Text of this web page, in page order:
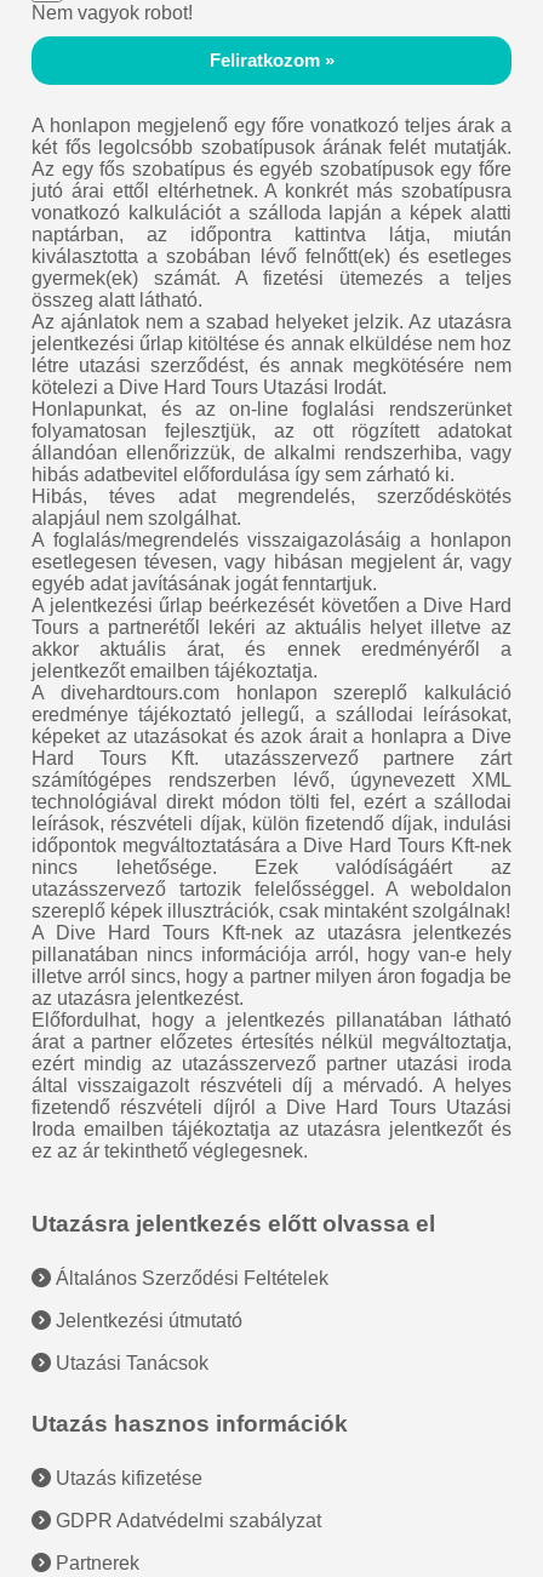
Nem vagyok robot!
Feliratkozom »
A honlapon megjelenő egy főre vonatkozó teljes árak a
két fős legolcsóbb szobatípusok árának felét mutatják.
Az egy fős szobatípus és egyéb szobatípusok egy főre
jutó árai ettől eltérhetnek. A konkrét más szobatípusra
vonatkozó kalkulációt a szálloda lapján a képek alatti
naptárban, az időpontra kattintva látja, miután
kiválasztotta a szobában lévő felnőtt(ek) és esetleges
gyermek(ek) számát. A fizetési ütemezés a teljes
összeg alatt látható.
Az ajánlatok nem a szabad helyeket jelzik. Az utazásra
jelentkezési űrlap kitöltése és annak elküldése nem hoz
létre utazási szerződést, és annak megkötésére nem
kötelezi a Dive Hard Tours Utazási Irodát.
Honlapunkat, és az on-line foglalási rendszerünket
folyamatosan fejlesztjük, az ott rögzített adatokat
állandóan ellenőrizzük, de alkalmi rendszerhiba, vagy
hibás adatbevitel előfordulása így sem zárható ki.
Hibás, téves adat megrendelés, szerződéskötés
alapjául nem szolgálhat.
A foglalás/megrendelés visszaigazolásáig a honlapon
esetlegesen tévesen, vagy hibásan megjelent ár, vagy
egyéb adat javításának jogát fenntartjuk.
A jelentkezési űrlap beérkezését követően a Dive Hard
Tours a partnerétől lekéri az aktuális helyet illetve az
akkor aktuális árat, és ennek eredményéről a
jelentkezőt emailben tájékoztatja.
A divehardtours.com honlapon szereplő kalkuláció
eredménye tájékoztató jellegű, a szállodai leírásokat,
képeket az utazásokat és azok árait a honlapra a Dive
Hard Tours Kft. utazásszervező partnere zárt
számítógépes rendszerben lévő, úgynevezett XML
technológiával direkt módon tölti fel, ezért a szállodai
leírások, részvételi díjak, külön fizetendő díjak, indulási
időpontok megváltoztatására a Dive Hard Tours Kft-nek
nincs lehetősége. Ezek valódíságáért az
utazásszervező tartozik felelősséggel. A weboldalon
szereplő képek illusztrációk, csak mintaként szolgálnak!
A Dive Hard Tours Kft-nek az utazásra jelentkezés
pillanatában nincs információja arról, hogy van-e hely
illetve arról sincs, hogy a partner milyen áron fogadja be
az utazásra jelentkezést.
Előfordulhat, hogy a jelentkezés pillanatában látható
árat a partner előzetes értesítés nélkül megváltoztatja,
ezért mindig az utazásszervező partner utazási iroda
által visszaigazolt részvételi díj a mérvadó. A helyes
fizetendő részvételi díjról a Dive Hard Tours Utazási
Iroda emailben tájékoztatja az utazásra jelentkezőt és
ez az ár tekinthető véglegesnek.
Utazásra jelentkezés előtt olvassa el
Általános Szerződési Feltételek
Jelentkezési útmutató
Utazási Tanácsok
Utazás hasznos információk
Utazás kifizetése
GDPR Adatvédelmi szabályzat
Partnerek